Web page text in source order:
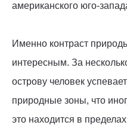
американского юго-
Именно контраст
интересным. За
острову человек
природные зоны, что
это находится в